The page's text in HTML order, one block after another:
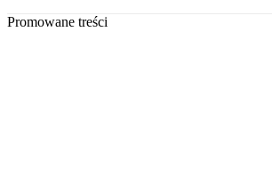
Promowane treści